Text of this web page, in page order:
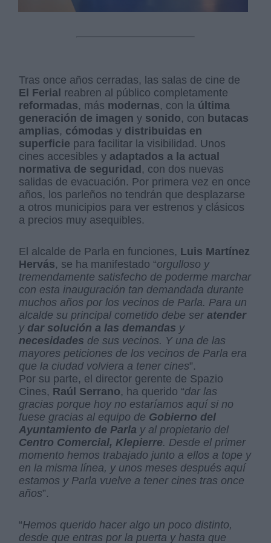
Tras once años cerradas, las salas de cine de
El Ferial reabren al público completamente
reformadas, más modernas, con la última
generación de imageny sonido, con butacas
amplias, cómodas y distribuidas en
superficie para facilitar la visibilidad. Unos
cines accesibles y adaptados a la actual
normativa de seguridad, con dos nuevas
salidas de evacuación. Por primera vez en once
años, los parleños no tendrán que desplazarse
a otros municipios para ver estrenos y clásicos
a precios muy asequibles.
El alcalde de Parla en funciones, Luis Martínez
Hervás, se ha manifestado “orgulloso y
tremendamente satisfecho de poderme marchar
con esta inauguración tan demandada durante
muchos años por los vecinos de Parla. Para un
alcalde su principal cometido debe seratender
ydar solución a las demandas y
necesidades de sus vecinos. Y una de las
mayores peticiones de los vecinos de Parla era
que la ciudad volviera a tener cines”.
Por su parte, el director gerente de Spazio
Cines, Raúl Serrano, ha querido “dar las
gracias porque hoy no estaríamos aquí si no
fuese gracias al equipo de Gobierno del
Ayuntamiento de Parla y al propietario del
Centro Comercial, Klepierre. Desde el primer
momento hemos trabajado junto a ellos a tope y
en la misma línea, y unos meses después aquí
estamos y Parla vuelve a tener cines tras once
años”.
“Hemos querido hacer algo un poco distinto,
desde que entras por la puerta y hasta que